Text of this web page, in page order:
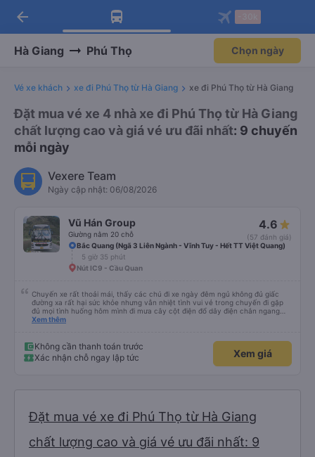
Tải app Vexere ngay!
Nhận ưu đãi thành viên độc
Mở app
Tải app Vexere
-30k/ghế khi đặt vé máy bay qua
Mở app
arrow_back
Hà Giang Phú Thọ Chọn ngày
Vé xe khách xe đi Phú Thọ từ Hà Giang xe đi Phú Thọ từ Hà Giang
Đặt mua vé xe 4 nhà xe đi Phú Thọ từ Hà Giang
chất lượng cao và giá vé ưu đãi nhất: 9 chuyến
mỗi ngày
Vexere Team
Ngày cập nhật: 06/08/2026
Vũ Hán Group
Giường nằm 20 chỗ
4.6
(57 đánh giá)
Bắc Quang (Ngã 3 Liên Ngành - Vĩnh Tuy - Hết TT Việt Quang)
5 giờ 35 phút
Nút IC9 - Cầu Quan
Chuyến xe rất thoải mái, thấy các chú đi xe ngày đêm ngủ không đủ giấc
đường xa rất hại sức khỏe nhưng vẫn nhiệt tình vui vẻ trong chuyến đi gặp
đủ mọi tình huống hôm mình đi mưa cây cột điện đổ dây điện chắn ngang
thấy mấy chú tài cùng nhau dựng tạm cho xe qua mà thấy nghề này khổ
Xem thêm
Không cần thanh toán trước
Xác nhận chỗ ngay lập tức
Xem giá
Đặt mua vé xe đi Phú Thọ từ Hà Giang
chất lượng cao và giá vé ưu đãi nhất: 9